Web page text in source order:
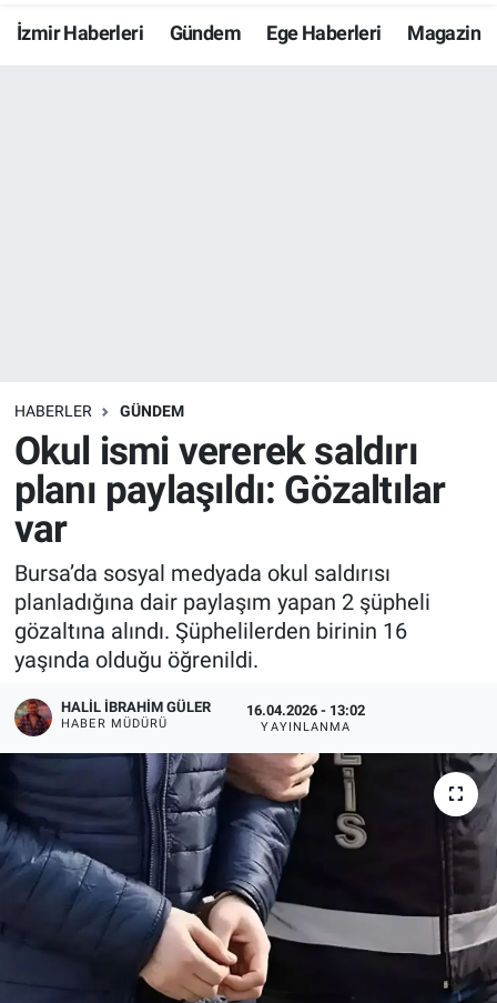
İzmir Haberleri Gündem Ege Haberleri Magazin
HABERLER GÜNDEM
Okul ismi vererek saldırı
planı paylaşıldı: Gözaltılar
var
Bursa’da sosyal medyada okul saldırısı
planladığına dair paylaşım yapan 2 şüpheli
gözaltına alındı. Şüphelilerden birinin 16
yaşında olduğu öğrenildi.
HALIL İBRAHIM GÜLER
HABER MÜDÜRÜ
16.04.2026 - 13:02
YAYINLANMA
Resmi İlanlar